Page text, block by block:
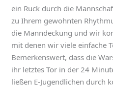
ein Ruck durch die
zu Ihrem gewohnten
die Manndeckung und wir
mit denen wir viele einfache
Bemerkenswert, dass die
ihr letztes Tor in der 24
ließen E-Jugendlichen durch